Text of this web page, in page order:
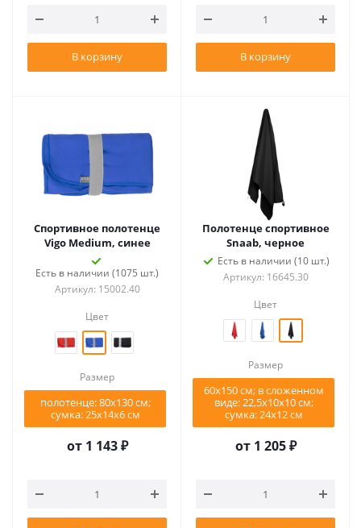
В корзину В корзину
Спортивное полотенце
Vigo Medium, синее
Есть в наличии (1075 шт.)
Артикул: 15002.40
Цвет
Размер
полотенце: 80х130 см;
сумка: 25x14x6 см
от 1 143 ₽
Полотенце спортивное
Snaab, черное
Есть в наличии (10 шт.)
Артикул: 16645.30
Цвет
Размер
60х150 см; в сложенном
виде: 22,5х10х10 см;
сумка: 24х12 см
от 1 205 ₽